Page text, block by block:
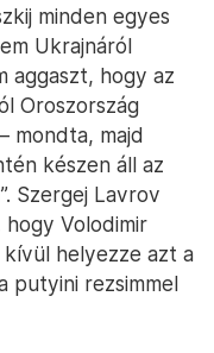
minden egyes
Ukrajnáról
aggaszt, hogy az
Oroszország
mondta, majd
készen áll az
Szergej Lavrov
Volodimir
helyezze azt a
putyini rezsimmel